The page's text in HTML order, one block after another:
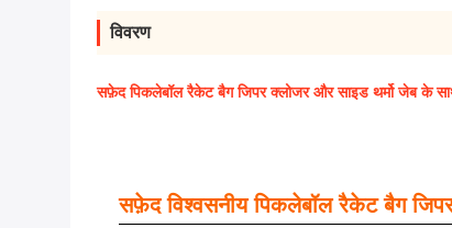
विवरण
सफ़ेद पिकलेबॉल रैकेट बैग जिपर क्लोजर और साइड थर्मो जेब के
सफ़ेद विश्वसनीय पिकलेबॉल रैकेट बैग